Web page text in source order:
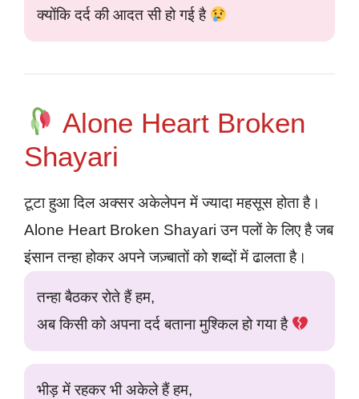
क्योंकि दर्द की आदत सी हो गई है
Alone Heart Broken
Shayari
टूटा हुआ दिल अक्सर अकेलेपन में ज्यादा महसूस होता है।
Alone Heart Broken Shayari उन पलों के लिए है जब
इंसान तन्हा होकर अपने जज़्बातों को शब्दों में ढालता है।
तन्हा बैठकर रोते हैं हम,
अब किसी को अपना दर्द बताना मुश्किल हो गया है
भीड़ में रहकर भी अकेले हैं हम,